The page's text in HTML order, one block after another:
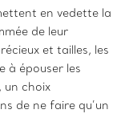
en vedette la
de leur
et tailles, les
à épouser les
un choix
de ne faire qu’un